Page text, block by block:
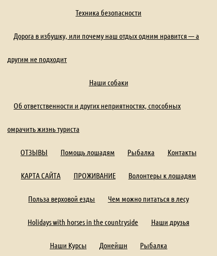
Техника безопасности
Дорога в избушку, или почему наш отдых одним нравится — а
другим не подходит
Наши собаки
Об ответственности и других неприятностях, способных
омрачить жизнь туриста
ОТЗЫВЫ Помощь лошадям Рыбалка Контакты
КАРТА САЙТА ПРОЖИВАНИЕ Волонтеры к лошадям
Польза верховой езды Чем можно питаться в лесу
Holidays with horses in the countryside Наши друзья
Наши Курсы Донейшн Рыбалка